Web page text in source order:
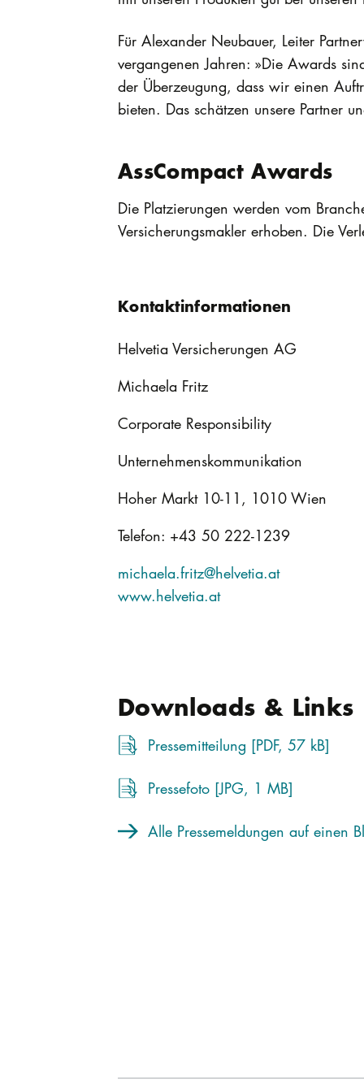
Für Alexander Neubauer, Leiter
vergangenen Jahren: »Die Awards
der Überzeugung, dass wir einen
bieten. Das schätzen unsere Partner
AssCompact Awards
Die Platzierungen werden vom
Versicherungsmakler erhoben. Die
Kontaktinformationen
Helvetia Versicherungen AG
Michaela Fritz
Corporate Responsibility
Unternehmenskommunikation
Hoher Markt 10-11, 1010 Wien
Telefon: +43 50 222-1239
michaela.fritz@helvetia.at
www.helvetia.at
Downloads & Links
Pressemitteilung [PDF, 57 kB]
Pressefoto [JPG, 1 MB]
Alle Pressemeldungen auf einen